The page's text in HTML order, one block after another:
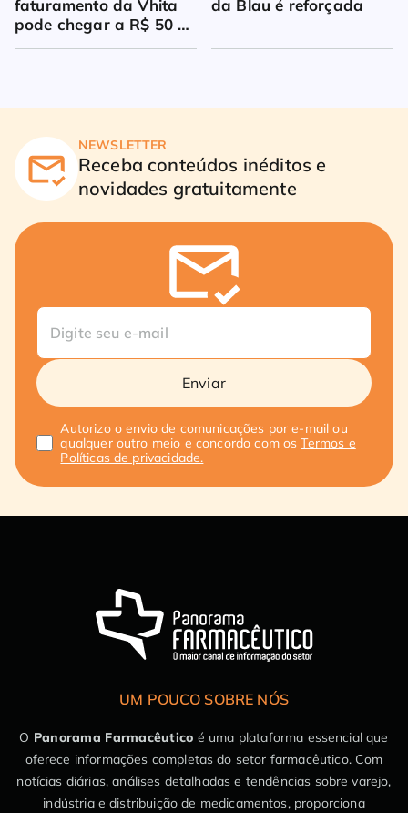
faturamento da Vhita
pode chegar a R$ 50
milhões
da Blau é reforçada
NEWSLETTER
Receba conteúdos inéditos e
novidades gratuitamente
Enviar
Autorizo o envio de comunicações por e-mail ou
qualquer outro meio e concordo com osTermos e
Políticas de privacidade.
UM POUCO SOBRE NÓS
O Panorama Farmacêutico é uma plataforma essencial que
oferece informações completas do setor farmacêutico. Com
notícias diárias, análises detalhadas e tendências sobre varejo,
indústria e distribuição de medicamentos, proporciona